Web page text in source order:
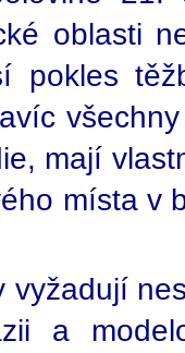
oblasti
pokles
mají
místa v
vyžadují
a